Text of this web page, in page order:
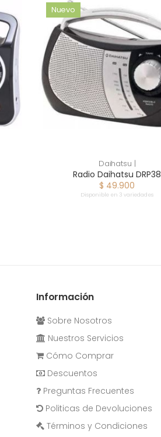
Nuevo
Daihatsu |
Radio Daihatsu DRP38
$ 49.900
Disponible en 3 variedades
Información
Sobre Nosotros
Nuestros Servicios
Cómo Comprar
Descuentos
Preguntas Frecuentes
Politicas de Devoluciones
Términos y Condiciones